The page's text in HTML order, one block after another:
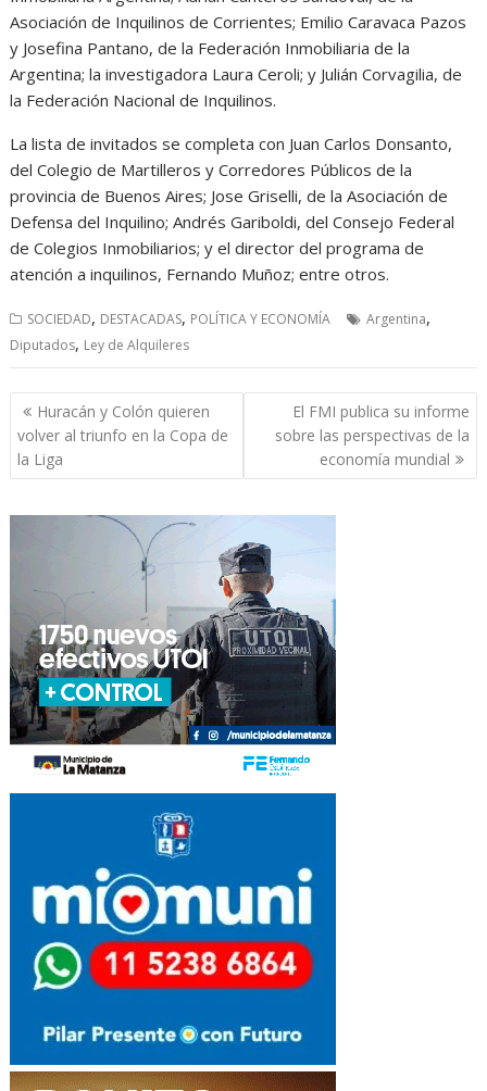
Asociación de Inquilinos de Corrientes; Emilio Caravaca Pazos
y Josefina Pantano, de la Federación Inmobiliaria de la
Argentina; la investigadora Laura Ceroli; y Julián Corvagilia, de
la Federación Nacional de Inquilinos.
La lista de invitados se completa con Juan Carlos Donsanto,
del Colegio de Martilleros y Corredores Públicos de la
provincia de Buenos Aires; Jose Griselli, de la Asociación de
Defensa del Inquilino; Andrés Gariboldi, del Consejo Federal
de Colegios Inmobiliarios; y el director del programa de
atención a inquilinos, Fernando Muñoz; entre otros.
SOCIEDAD, DESTACADAS, POLÍTICA Y ECONOMÍA Argentina,
Diputados, Ley de Alquileres
Navegación
de
entradas
Huracán y Colón quieren
volver al triunfo en la Copa de
la Liga
El FMI publica su informe
sobre las perspectivas de la
economía mundial